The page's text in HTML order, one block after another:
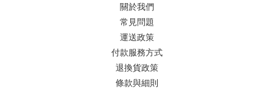
關於我們
常見問題
運送政策
付款服務方式
退換貨政策
條款與細則